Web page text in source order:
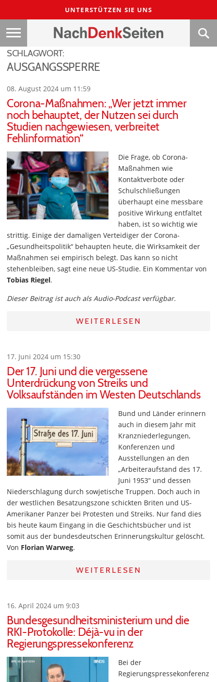
UNTERSTÜTZEN SIE UNS
SCHLAGWORT:
AUSGANGSSPERRE
08. August 2024 um 11:59
Corona-Maßnahmen: „Wer jetzt immer
noch behauptet, der Nutzen sei durch
Studien nachgewiesen, verbreitet
Fehlinformation“
Die Frage, ob Corona-
Maßnahmen wie
Kontaktverbote oder
Schulschließungen
überhaupt eine messbare
positive Wirkung entfaltet
haben, ist so wichtig wie
strittig. Einige der damaligen Verteidiger der Corona-
„Gesundheitspolitik“ behaupten heute, die Wirksamkeit der
Maßnahmen sei empirisch belegt. Das kann so nicht
stehenbleiben, sagt eine neue US-Studie. Ein Kommentar von
Tobias Riegel.
Dieser Beitrag ist auch als Audio-Podcast verfügbar.
WEITERLESEN
17. Juni 2024 um 15:30
Der 17. Juni und die vergessene
Unterdrückung von Streiks und
Volksaufständen im Westen Deutschlands
Bund und Länder erinnern
auch in diesem Jahr mit
Kranzniederlegungen,
Konferenzen und
Ausstellungen an den
„Arbeiteraufstand des 17.
Juni 1953“ und dessen
Niederschlagung durch sowjetische Truppen. Doch auch in
der westlichen Besatzungszone schickten Briten und US-
Amerikaner Panzer bei Protesten und Streiks. Nur fand dies
bis heute kaum Eingang in die Geschichtsbücher und ist
somit aus der bundesdeutschen Erinnerungskultur gelöscht.
Von Florian Warweg.
WEITERLESEN
16. April 2024 um 9:03
Bundesgesundheitsministerium und die
RKI-Protokolle: Déjà-vu in der
Regierungspressekonferenz
Bei der
Regierungspressekonferenz